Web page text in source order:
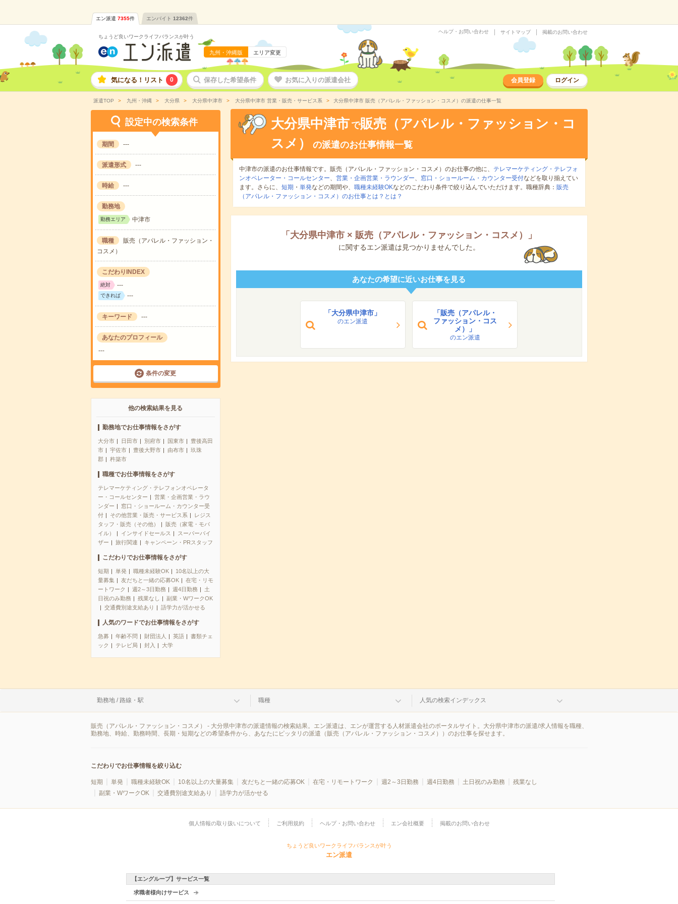
エン派遣 7355件 エンバイト 12362件
ちょうど良いワークライフバランスが叶う
九州・沖縄版 エリア変更
ヘルプ・お問い合わせ サイトマップ 掲載のお問い合わせ
気になる！リスト 0 保存した希望条件 お気に入りの派遣会社 会員登録 ログイン
派遣TOP 九州・沖縄 大分県 大分県中津市 大分県中津市 営業・販売・サービス系 大分県中津市 販売（アパレル・ファッション・コスメ）の派遣の仕事一覧
設定中の検索条件
期間 ---
派遣形式 ---
時給 ---
勤務地
勤務エリア 中津市
職種
販売（アパレル・ファッション・
コスメ）
こだわりINDEX
絶対 ---
できれば ---
キーワード ---
あなたのプロフィール
---
条件の変更
他の検索結果を見る
勤務地でお仕事情報をさがす
大分市 日田市 別府市 国東市
豊後高田
市
宇佐市 豊後大野市 由布市
玖珠
郡
杵築市
職種でお仕事情報をさがす
テレマーケティング・テレフォンオペレータ
ー・コールセンター
営業・企画営業・ラウ
ンダー
窓口・ショールーム・カウンター受
付
その他営業・販売・サービス系
レジス
タッフ・販売（その他）
販売（家電・モバ
イル）
インサイドセールス
スーパーバイ
ザー
旅行関連 キャンペーン・PRスタッフ
こだわりでお仕事情報をさがす
短期 単発 職種未経験OK
10名以上の大
量募集
友だちと一緒の応募OK
在宅・リモ
ートワーク
週2～3日勤務 週4日勤務
土
日祝のみ勤務
残業なし
副業・WワークOK
交通費別途支給あり
語学力が活かせる
人気のワードでお仕事情報をさがす
急募 年齢不問 財団法人 英語
書類チェ
ック
テレビ局 封入 大学
大分県中津市 で販売（アパレル・ファッション・コ
スメ）
の派遣のお仕事情報一覧
中津市の派遣のお仕事情報です。販売（アパレル・ファッション・コスメ）のお仕事の他に、
テレマーケティング・テレフォ
ンオペレーター・コールセンター、 営業・企画営業・ラウンダー、 窓口・ショールーム・カウンター受付などを取り揃えてい
ます。さらに、 短期 ・ 単発などの期間や、 職種未経験OKなどのこだわり条件で絞り込んでいただけます。職種辞典： 販売
（アパレル・ファッション・コスメ）のお仕事とは？とは？
「 大分県中津市 × 販売（アパレル・ファッション・コスメ） 」
に関するエン派遣は見つかりませんでした。
あなたの希望に近いお仕事を見る
「大分県中津市」
のエン派遣
「販売（アパレル・
ファッション・コス
メ）」
のエン派遣
勤務地 / 路線・駅 職種 人気の検索インデックス
販売（アパレル・ファッション・コスメ） - 大分県中津市の派遣情報の検索結果。エン派遣は、エンが運営する人材派遣会社のポータルサイト。大分県中津市の派遣/求人情報を職種、
勤務地、時給、勤務時間、長期・短期などの希望条件から、あなたにピッタリの派遣（販売（アパレル・ファッション・コスメ））のお仕事を探せます。
こだわりでお仕事情報を絞り込む
短期 単発 職種未経験OK 10名以上の大量募集 友だちと一緒の応募OK 在宅・リモートワーク 週2～3日勤務 週4日勤務 土日祝のみ勤務
残業なし
副業・WワークOK
交通費別途支給あり 語学力が活かせる
個人情報の取り扱いについて ご利用規約 ヘルプ・お問い合わせ エン会社概要 掲載のお問い合わせ
ちょうど良いワークライフバランスが叶う
エン派遣
【エングループ】サービス一覧
求職者様向けサービス